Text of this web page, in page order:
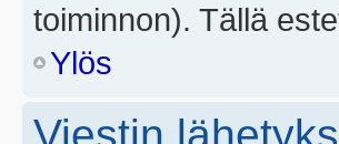
toiminnon). Tällä
Ylös